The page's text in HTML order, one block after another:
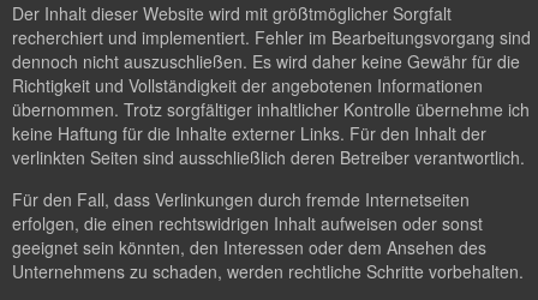
Der Inhalt dieser Website wird mit größtmöglicher Sorgfalt
recherchiert und implementiert. Fehler im Bearbeitungsvorgang sind
dennoch nicht auszuschließen. Es wird daher keine Gewähr für die
Richtigkeit und Vollständigkeit der angebotenen Informationen
übernommen. Trotz sorgfältiger inhaltlicher Kontrolle übernehme ich
keine Haftung für die Inhalte externer Links. Für den Inhalt der
verlinkten Seiten sind ausschließlich deren Betreiber verantwortlich.
Für den Fall, dass Verlinkungen durch fremde Internetseiten
erfolgen, die einen rechtswidrigen Inhalt aufweisen oder sonst
geeignet sein könnten, den Interessen oder dem Ansehen des
Unternehmens zu schaden, werden rechtliche Schritte vorbehalten.